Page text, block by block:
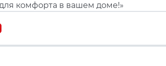
комфорта в вашем доме!»